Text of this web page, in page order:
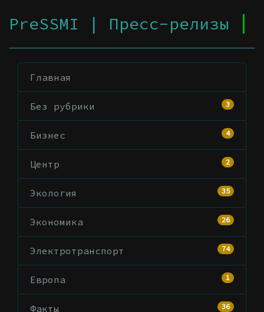
PreSSMI | Пресс-релизы
Главная
Без рубрики 3
Бизнес 4
Центр 2
Экология 35
Экономика 26
Электротранспорт 74
Европа 1
Факты 36